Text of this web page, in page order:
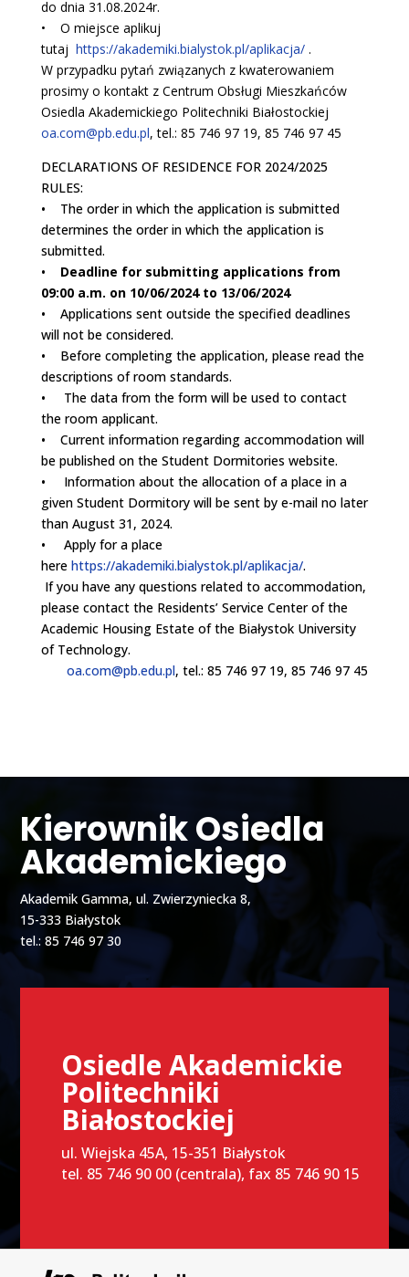
do dnia 31.08.2024r.
• O miejsce aplikuj
tutaj https://akademiki.bialystok.pl/aplikacja/.
W przypadku pytań związanych z kwaterowaniem
prosimy o kontakt z Centrum Obsługi Mieszkańców
Osiedla Akademickiego Politechniki Białostockiej
oa.com@pb.edu.pl, tel.: 85 746 97 19, 85 746 97 45
DECLARATIONS OF RESIDENCE FOR 2024/2025
RULES:
• The order in which the application is submitted
determines the order in which the application is
submitted.
• Deadline for submitting applications from
09:00 a.m. on 10/06/2024 to 13/06/2024
• Applications sent outside the specified deadlines
will not be considered.
• Before completing the application, please read the
descriptions of room standards.
• The data from the form will be used to contact
the room applicant.
• Current information regarding accommodation will
be published on the Student Dormitories website.
• Information about the allocation of a place in a
given Student Dormitory will be sent by e-mail no later
than August 31, 2024.
• Apply for a place
here https://akademiki.bialystok.pl/aplikacja/.
If you have any questions related to accommodation,
please contact the Residents’ Service Center of the
Academic Housing Estate of the Białystok University
of Technology.
oa.com@pb.edu.pl, tel.: 85 746 97 19, 85 746 97 45
Kierownik Osiedla
Akademickiego
Akademik Gamma, ul. Zwierzyniecka 8,
15-333 Białystok
tel.: 85 746 97 30
Osiedle Akademickie
Politechniki
Białostockiej
ul. Wiejska 45A, 15-351 Białystok
tel. 85 746 90 00 (centrala), fax 85 746 90 15